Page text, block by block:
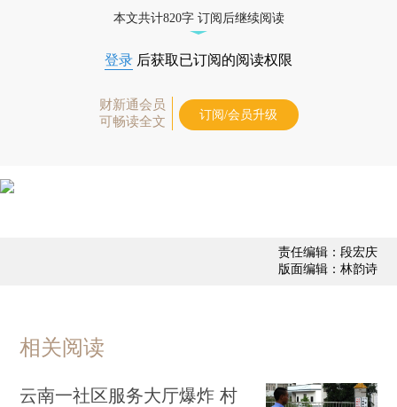
本文共计820字 订阅后继续阅读
登录 后获取已订阅的阅读权限
财新通会员
可畅读全文
订阅/会员升级
责任编辑：段宏庆
版面编辑：林韵诗
相关阅读
云南一社区服务大厅爆炸 村